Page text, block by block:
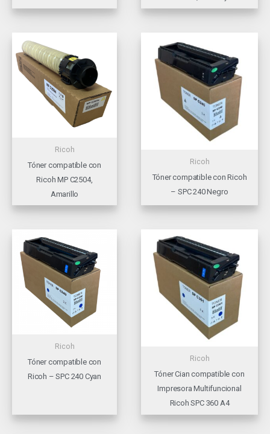
Ricoh
Tóner compatible con
Ricoh MP C2504,
Amarillo
Ricoh
Tóner compatible con Ricoh
– SPC 240 Negro
Ricoh
Tóner compatible con
Ricoh – SPC 240 Cyan
Ricoh
Tóner Cian compatible con
Impresora Multifuncional
Ricoh SPC 360 A4